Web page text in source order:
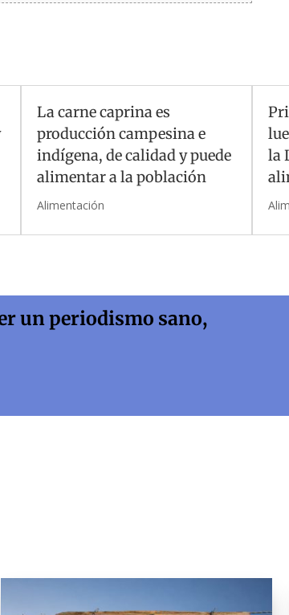
La carne caprina es
producción campesina e
indígena, de calidad y puede
alimentar a la población
Alimentación
la
un periodismo sano,